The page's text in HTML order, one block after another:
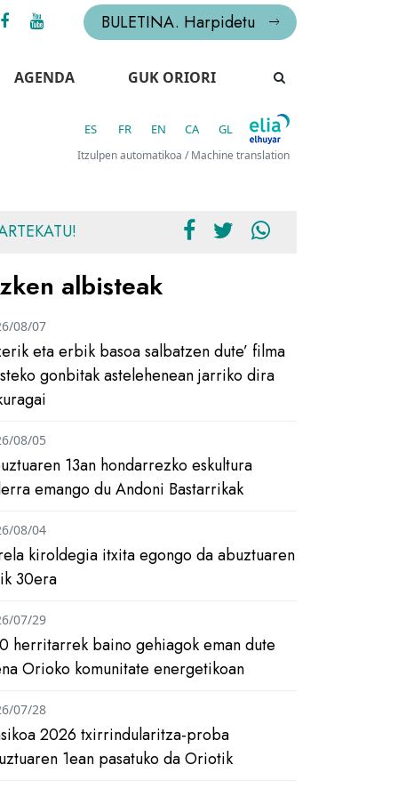
BULETINA. Harpidetu
AGENDA GUK ORIORI
ES FR EN CA GL
Itzulpen automatikoa / Machine translation
albisteak
eta erbik basoa salbatzen dute’ filma
gonbitak astelehenean jarriko dira
08/07
13an hondarrezko eskultura
emango du Andoni Bastarrikak
08/05
kiroldegia itxita egongo da abuztuaren
30era
08/04
herritarrek baino gehiagok eman dute
Orioko komunitate energetikoan
07/29
2026 txirrindularitza-proba
1ean pasatuko da Oriotik
07/28